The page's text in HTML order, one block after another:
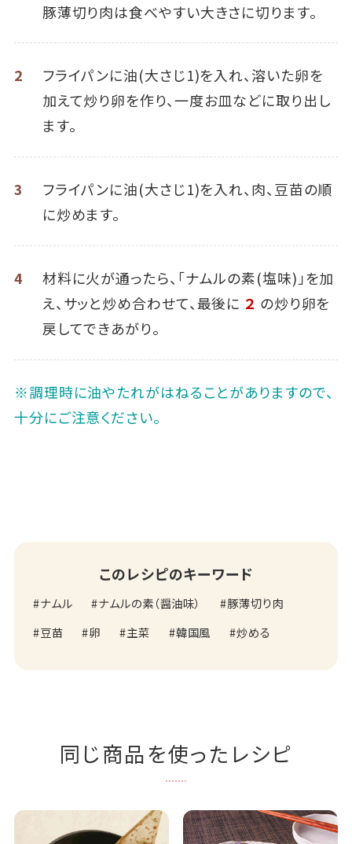
豚薄切り肉は食べやすい大きさに切ります。
2
フライパンに油(大さじ1)を入れ、溶いた卵を
加えて炒り卵を作り、一度お皿などに取り出し
ます。
3
フライパンに油(大さじ1)を入れ、肉、豆苗の順
に炒めます。
4
材料に火が通ったら、「ナムルの素(塩味)」を加
え、サッと炒め合わせて、最後に ２ の炒り卵を
戻してできあがり。
※調理時に油やたれがはねることがありますので、
十分にご注意ください。
このレシピのキーワード
ナムル ナムルの素（醤油味）
豚薄切り肉
豆苗
卵 主菜 韓国風 炒める
同じ商品を使ったレシピ